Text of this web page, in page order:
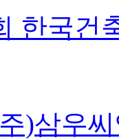
한국건
)삼우